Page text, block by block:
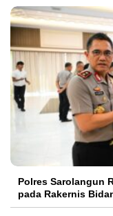
Polres Sarolangun
pada Rakernis